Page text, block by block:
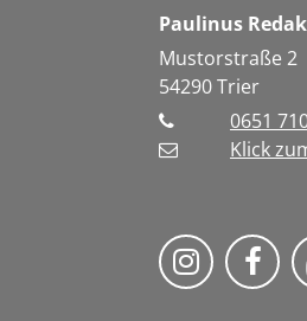
Paulinus
Mustorstraße 2
54290Trier
0651
Klick
Bistum